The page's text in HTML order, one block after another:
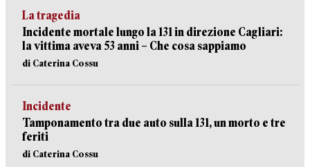
La tragedia
Incidente mortale lungo la 131 in direzione Cagliari:
la vittima aveva 53 anni – Che cosa sappiamo
di Caterina Cossu
Incidente
Tamponamento tra due auto sulla 131, un morto e tre
feriti
di Caterina Cossu